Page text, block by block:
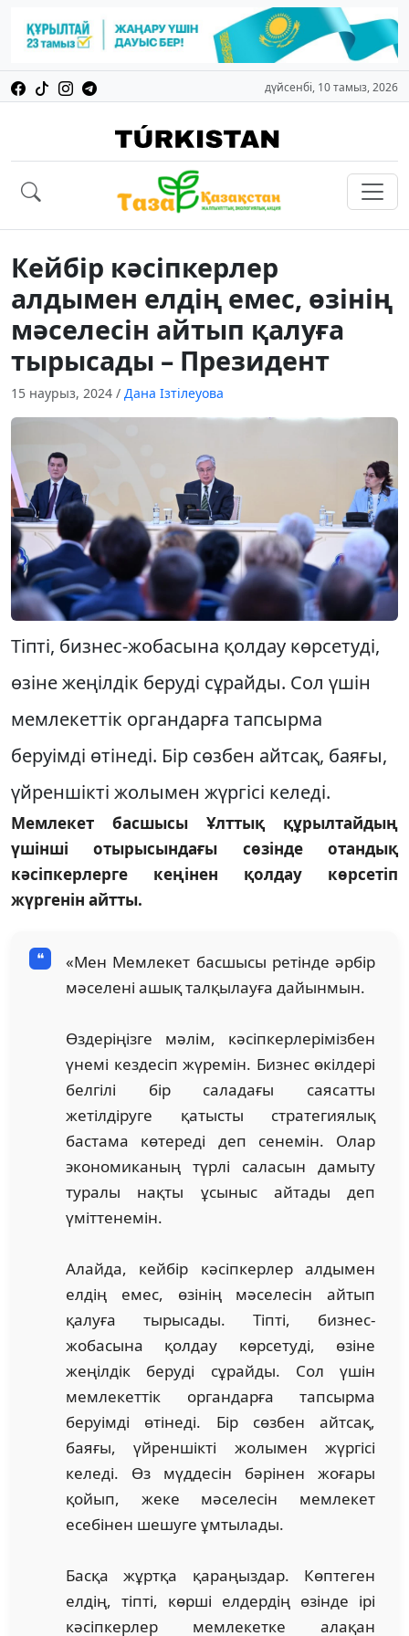
дүйсенбі, 10 тамыз, 2026
Кейбір кәсіпкерлер
алдымен елдің емес, өзінің
мәселесін айтып қалуға
тырысады – Президент
15 наурыз, 2024 / Дана Ізтілеуова
Тіпті, бизнес-жобасына қолдау көрсетуді,
өзіне жеңілдік беруді сұрайды. Сол үшін
мемлекеттік органдарға тапсырма
беруімді өтінеді. Бір сөзбен айтсақ, баяғы,
үйреншікті жолымен жүргісі келеді.
Мемлекет басшысы Ұлттық құрылтайдың
үшінші отырысындағы сөзінде отандық
кәсіпкерлерге кеңінен қолдау көрсетіп
жүргенін айтты.
«Мен Мемлекет басшысы ретінде әрбір
мәселені ашық талқылауға дайынмын.
Өздеріңізге мәлім, кәсіпкерлерімізбен
үнемі кездесіп жүремін. Бизнес өкілдері
белгілі бір саладағы саясатты
жетілдіруге қатысты стратегиялық
бастама көтереді деп сенемін. Олар
экономиканың түрлі саласын дамыту
туралы нақты ұсыныс айтады деп
үміттенемін.
Алайда, кейбір кәсіпкерлер алдымен
елдің емес, өзінің мәселесін айтып
қалуға тырысады. Тіпті, бизнес-
жобасына қолдау көрсетуді, өзіне
жеңілдік беруді сұрайды. Сол үшін
мемлекеттік органдарға тапсырма
беруімді өтінеді. Бір сөзбен айтсақ,
баяғы, үйреншікті жолымен жүргісі
келеді. Өз мүддесін бәрінен жоғары
қойып, жеке мәселесін мемлекет
есебінен шешуге ұмтылады.
Басқа жұртқа қараңыздар. Көптеген
елдің, тіпті, көрші елдердің өзінде ірі
кәсіпкерлер мемлекетке алақан